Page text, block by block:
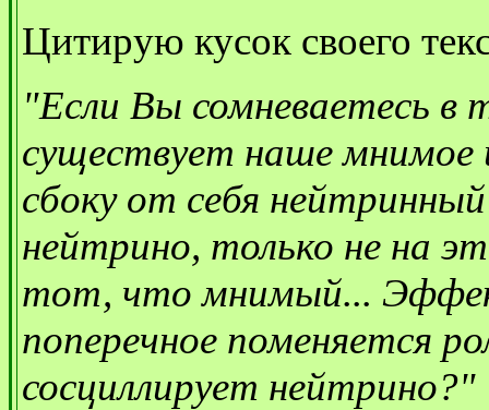
Цитирую кусок своего
"Если Вы сомневаетесь в
существует наше
сбоку от себя
нейтрино, только не на
тот, что мнимый...
поперечное поменяется
сосциллирует нейтрино?"